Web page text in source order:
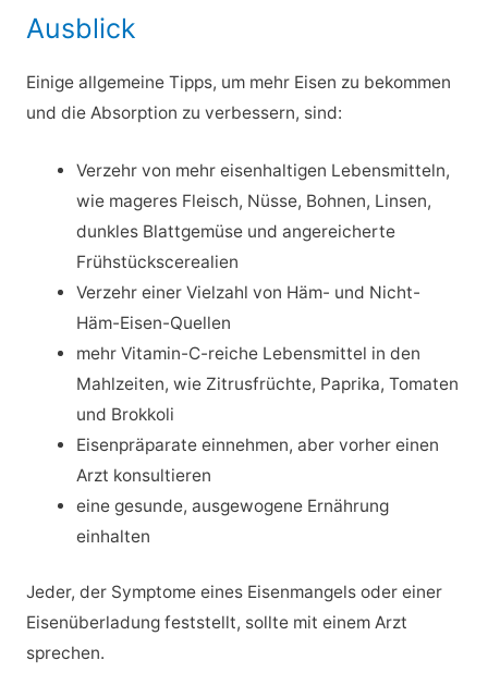
Ausblick
Einige allgemeine Tipps, um mehr Eisen zu bekommen
und die Absorption zu verbessern, sind:
Verzehr von mehr eisenhaltigen Lebensmitteln,
wie mageres Fleisch, Nüsse, Bohnen, Linsen,
dunkles Blattgemüse und angereicherte
Frühstückscerealien
Verzehr einer Vielzahl von Häm- und Nicht-
Häm-Eisen-Quellen
mehr Vitamin-C-reiche Lebensmittel in den
Mahlzeiten, wie Zitrusfrüchte, Paprika, Tomaten
und Brokkoli
Eisenpräparate einnehmen, aber vorher einen
Arzt konsultieren
eine gesunde, ausgewogene Ernährung
einhalten
Jeder, der Symptome eines Eisenmangels oder einer
Eisenüberladung feststellt, sollte mit einem Arzt
sprechen.